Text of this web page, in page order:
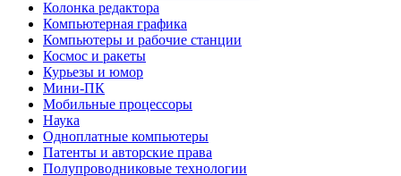
Колонка редактора
Компьютерная графика
Компьютеры и рабочие станции
Космос и ракеты
Курьезы и юмор
Мини-ПК
Мобильные процессоры
Наука
Одноплатные компьютеры
Патенты и авторские права
Полупроводниковые технологии